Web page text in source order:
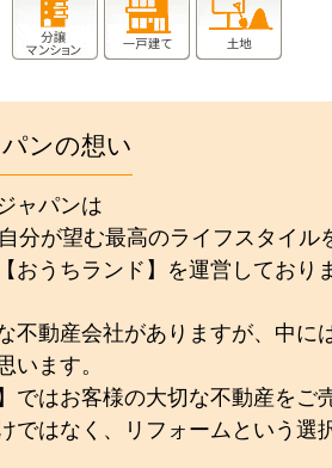
ンの想い
ャパンは
分が望む最高のライフスタイル
おうちランド】を運営しており
不動産会社がありますが、中
います。
ではお客様の大切な不動産を
ではなく、リフォームという選